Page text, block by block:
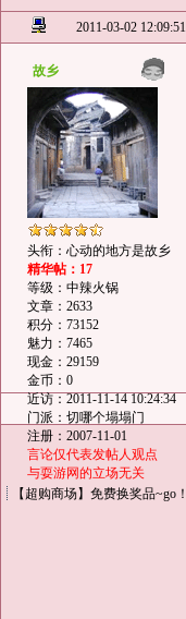
2011-03-02 12:09:51
故乡
头衔：心动的地方是故乡
精华帖：17
等级：中辣火锅
文章：2633
积分：73152
魅力：7465
现金：29159
金币：0
近访：2011-11-14 10:24:34
门派：切哪个塌塌门
注册：2007-11-01
言论仅代表发帖人观点
与耍游网的立场无关
【超购商场】免费换奖品~go！